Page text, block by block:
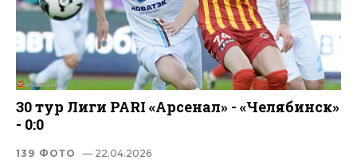
30 тур Лиги PARI «Арсенал» - «Челябинск»
- 0:0
139 ФОТО — 22.04.2026